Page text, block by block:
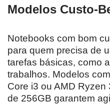
Modelos Custo-
Notebooks com bom
para quem precisa de
tarefas básicas, como
trabalhos. Modelos
Core i3 ou AMD Ryzen
de 256GB garantem